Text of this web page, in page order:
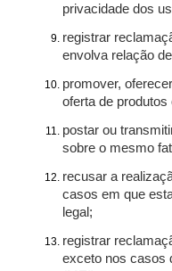
privacidade dos
registrar
envolva relação
promover,
oferta de
postar ou
sobre o mesmo
recusar a
casos em que
legal;
registrar
exceto nos casos